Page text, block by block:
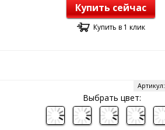
Купить сейчас
Купить в 1 клик
Артикул:
Выбрать цвет: